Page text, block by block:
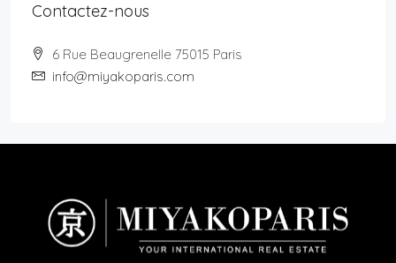
Contactez-nous
6 Rue Beaugrenelle 75015 Paris
info@miyakoparis.com